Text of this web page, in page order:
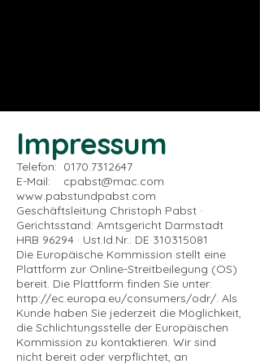
Impressum
Telefon: 0170.7312647
E-Mail: cpabst@mac.com
www.pabstundpabst.com
Geschäftsleitung Christoph Pabst ·
Gerichtsstand: Amtsgericht Darmstadt
HRB 96294 · Ust.Id.Nr.: DE 310315081
Die Europäische Kommission stellt eine
Plattform zur Online-Streitbeilegung (OS)
bereit. Die Plattform finden Sie unter:
http://ec.europa.eu/consumers/odr/. Als
Kunde haben Sie jederzeit die Möglichkeit,
die Schlichtungsstelle der Europäischen
Kommission zu kontaktieren. Wir sind
nicht bereit oder verpflichtet, an